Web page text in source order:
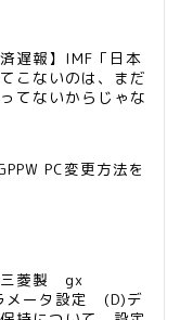
遅報】IMF「日本
こないのは、まだ
てないからじゃな
PC変更方法を
三菱製 gx
ータ設定 (D)デ